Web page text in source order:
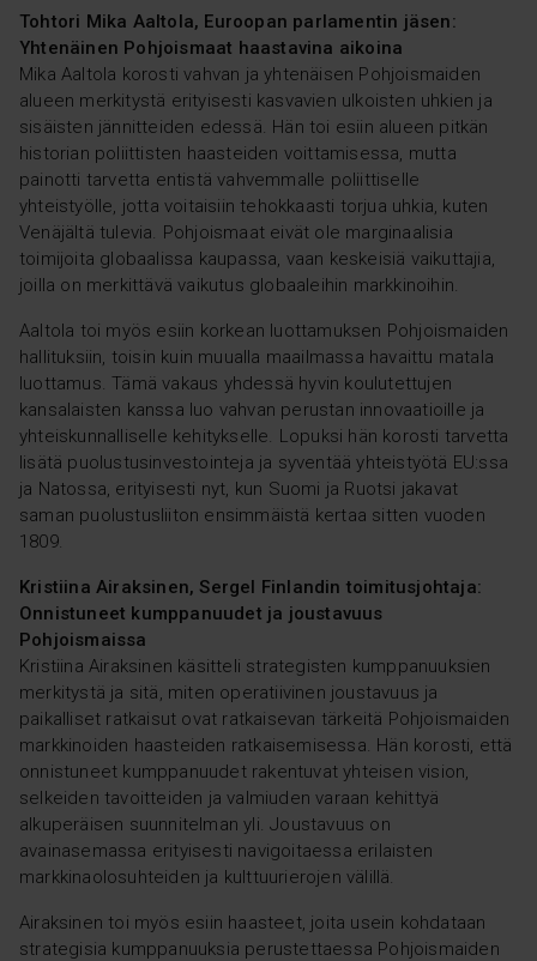
Tohtori Mika Aaltola, Euroopan parlamentin jäsen:
Yhtenäinen Pohjoismaat haastavina aikoina
Mika Aaltola korosti vahvan ja yhtenäisen Pohjoismaiden
alueen merkitystä erityisesti kasvavien ulkoisten uhkien ja
sisäisten jännitteiden edessä. Hän toi esiin alueen pitkän
historian poliittisten haasteiden voittamisessa, mutta
painotti tarvetta entistä vahvemmalle poliittiselle
yhteistyölle, jotta voitaisiin tehokkaasti torjua uhkia, kuten
Venäjältä tulevia. Pohjoismaat eivät ole marginaalisia
toimijoita globaalissa kaupassa, vaan keskeisiä vaikuttajia,
joilla on merkittävä vaikutus globaaleihin markkinoihin.
Aaltola toi myös esiin korkean luottamuksen Pohjoismaiden
hallituksiin, toisin kuin muualla maailmassa havaittu matala
luottamus. Tämä vakaus yhdessä hyvin koulutettujen
kansalaisten kanssa luo vahvan perustan innovaatioille ja
yhteiskunnalliselle kehitykselle. Lopuksi hän korosti tarvetta
lisätä puolustusinvestointeja ja syventää yhteistyötä EU:ssa
ja Natossa, erityisesti nyt, kun Suomi ja Ruotsi jakavat
saman puolustusliiton ensimmäistä kertaa sitten vuoden
1809.
Kristiina Airaksinen, Sergel Finlandin toimitusjohtaja:
Onnistuneet kumppanuudet ja joustavuus
Pohjoismaissa
Kristiina Airaksinen käsitteli strategisten kumppanuuksien
merkitystä ja sitä, miten operatiivinen joustavuus ja
paikalliset ratkaisut ovat ratkaisevan tärkeitä Pohjoismaiden
markkinoiden haasteiden ratkaisemisessa. Hän korosti, että
onnistuneet kumppanuudet rakentuvat yhteisen vision,
selkeiden tavoitteiden ja valmiuden varaan kehittyä
alkuperäisen suunnitelman yli. Joustavuus on
avainasemassa erityisesti navigoitaessa erilaisten
markkinaolosuhteiden ja kulttuurierojen välillä.
Airaksinen toi myös esiin haasteet, joita usein kohdataan
strategisia kumppanuuksia perustettaessa Pohjoismaiden